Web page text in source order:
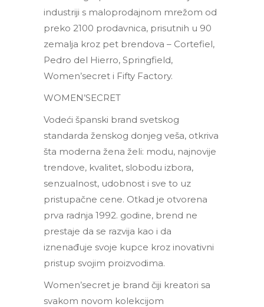
industriji s maloprodajnom mrežom od
preko 2100 prodavnica, prisutnih u 90
zemalja kroz pet brendova – Cortefiel,
Pedro del Hierro, Springfield,
Women’secret i Fifty Factory.
WOMEN’SECRET
Vodeći španski brand svetskog
standarda ženskog donjeg veša, otkriva
šta moderna žena želi: modu, najnovije
trendove, kvalitet, slobodu izbora,
senzualnost, udobnost i sve to uz
pristupačne cene. Otkad je otvorena
prva radnja 1992. godine, brend ne
prestaje da se razvija kao i da
iznenađuje svoje kupce kroz inovativni
pristup svojim proizvodima.
Women’secret je brand čiji kreatori sa
svakom novom kolekcijom